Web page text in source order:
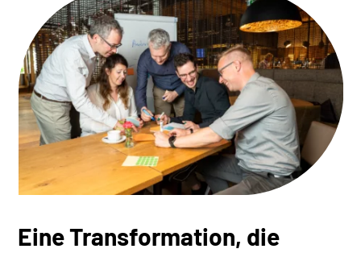
Eine Transformation, die